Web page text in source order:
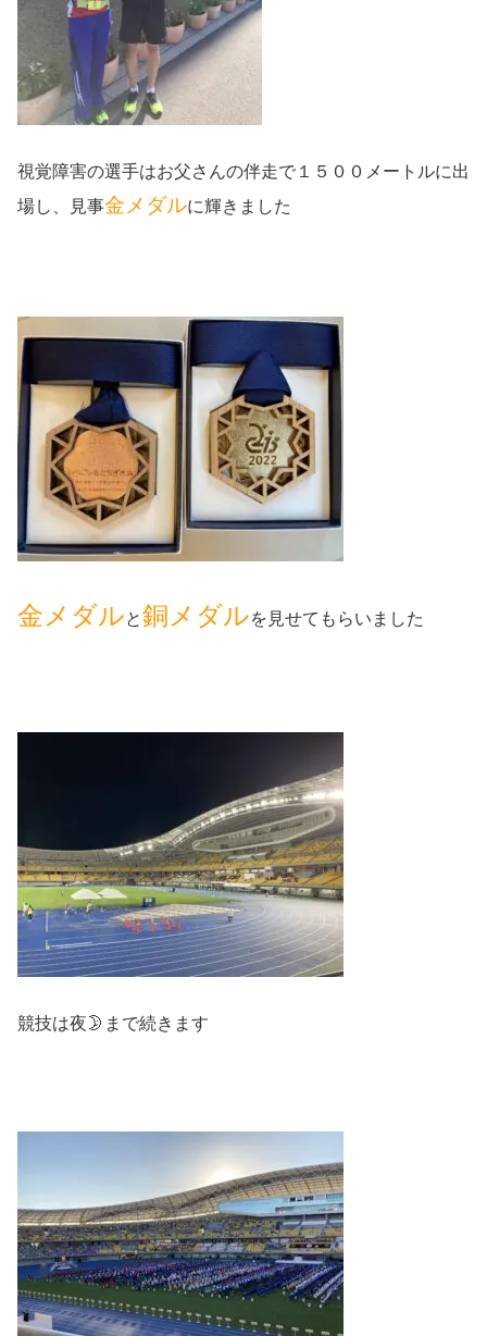
視覚障害の選手はお父さんの伴走で１５００メートルに出
場し、見事金メダルに輝きました
金メダルと銅メダルを見せてもらいました
競技は夜🌛まで続きます